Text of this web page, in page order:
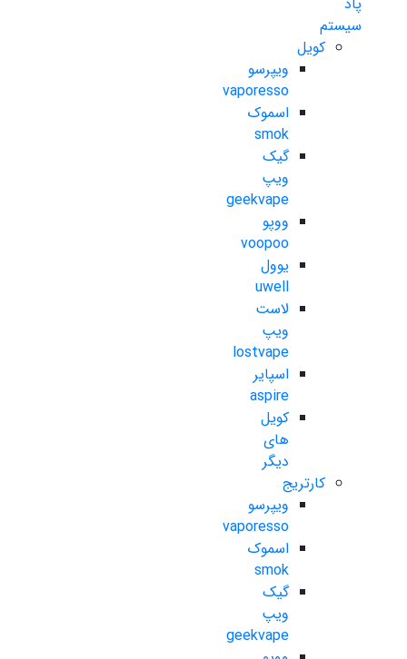
سیستم
کویل
ویپرسو
vaporesso
اسموک
smok
گیک
ویپ
geekvape
ووپو
voopoo
یوول
uwell
لاست
ویپ
lostvape
اسپایر
aspire
کویل
های
دیگر
کارتریج
ویپرسو
vaporesso
اسموک
smok
گیک
ویپ
geekvape